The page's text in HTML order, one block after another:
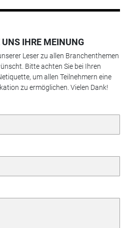
UNS IHRE MEINUNG
Leser zu allen Branchenthemen
Bitte achten Sie bei Ihren
um allen Teilnehmern eine
zu ermöglichen. Vielen Dank!